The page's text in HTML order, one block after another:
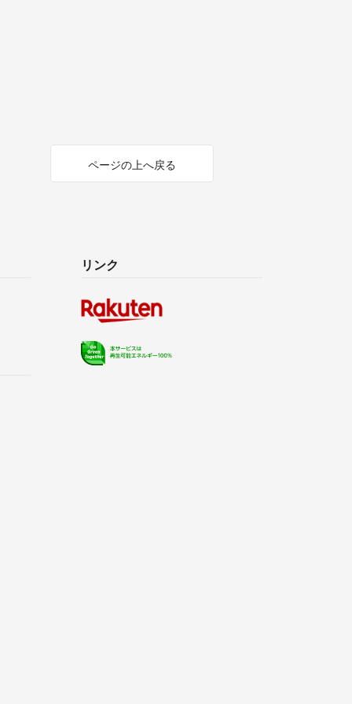
ページの上へ戻る
リンク